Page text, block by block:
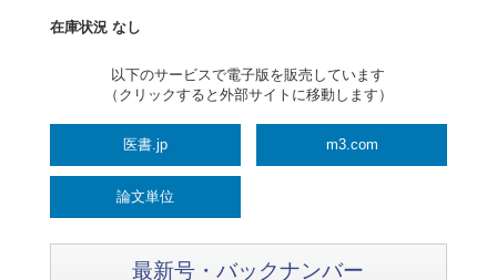
在庫状況 なし
以下のサービスで電子版を販売しています
（クリックすると外部サイトに移動します）
医書.jp m3.com
論文単位
最新号・バックナンバー